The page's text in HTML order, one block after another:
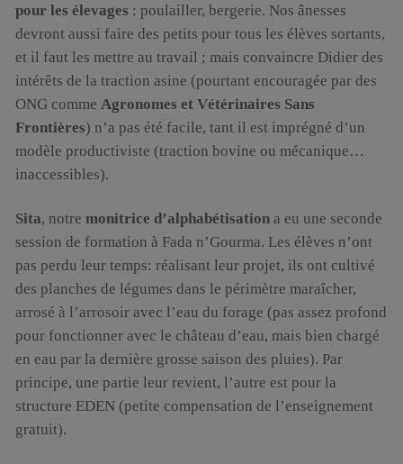
pour les élevages : poulailler, bergerie. Nos ânesses
devront aussi faire des petits pour tous les élèves sortants,
et il faut les mettre au travail ; mais convaincre Didier des
intérêts de la traction asine (pourtant encouragée par des
ONG comme Agronomes et Vétérinaires Sans
Frontières) n’a pas été facile, tant il est imprégné d’un
modèle productiviste (traction bovine ou mécanique…
inaccessibles).
Sita, notre monitrice d’alphabétisationa eu une seconde
session de formation à Fada n’Gourma. Les élèves n’ont
pas perdu leur temps: réalisant leur projet, ils ont cultivé
des planches de légumes dans le périmètre maraîcher,
arrosé à l’arrosoir avec l’eau du forage (pas assez profond
pour fonctionner avec le château d’eau, mais bien chargé
en eau par la dernière grosse saison des pluies). Par
principe, une partie leur revient, l’autre est pour la
structure EDEN (petite compensation de l’enseignement
gratuit).